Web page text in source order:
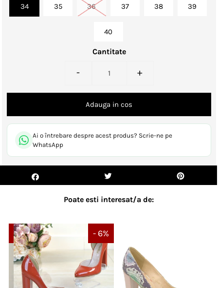
34 35 36 37 38 39
40
Cantitate
- +
Ai o întrebare despre acest produs? Scrie-ne pe
WhatsApp
Poate esti interesat/a de:
- 6%